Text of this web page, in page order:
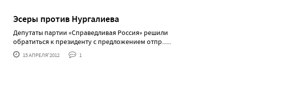
Эсеры против Нургалиева
Депутаты партии «Справедливая Россия» решили
обратиться к президенту с предложением отпр......
15 АПРЕЛЯ'2012 1